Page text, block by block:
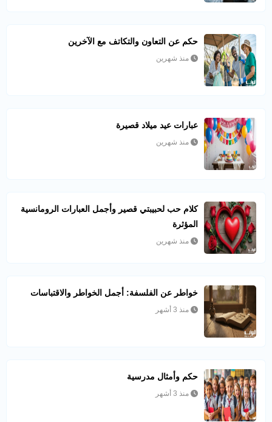
حكم عن التعاون والتكاتف مع الآخرين
منذ شهرين
عبارات عيد ميلاد قصيرة
منذ شهرين
كلام حب لحبيبتي قصير وأجمل العبارات الرومانسية
المؤثرة
منذ شهرين
خواطر عن الفلسفة: أجمل الخواطر والاقتباسات
منذ 3 أشهر
حكم وأمثال مدرسية
منذ 3 أشهر